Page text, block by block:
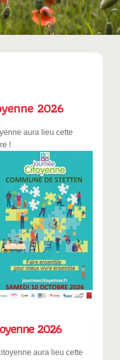
2026
aura lieu cette
!
2026
aura lieu cette